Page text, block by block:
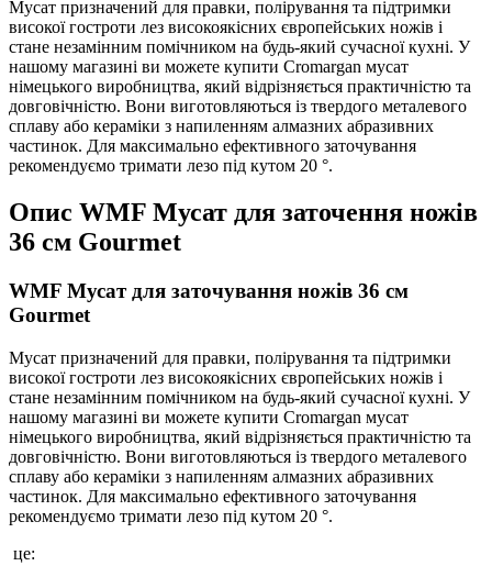
Мусат призначений для правки, полірування та підтримки
високої гостроти лез високоякісних європейських ножів і
стане незамінним помічником на будь-який сучасної кухні. У
нашому магазині ви можете купити Cromargan мусат
німецького виробництва, який відрізняється практичністю та
довговічністю. Вони виготовляються із твердого металевого
сплаву або кераміки з напиленням алмазних абразивних
частинок. Для максимально ефективного заточування
рекомендуємо тримати лезо під кутом 20 °.
Опис WMF Мусат для заточення ножів
36 см Gourmet
WMF Мусат для заточування ножів 36 см
Gourmet
Мусат призначений для правки, полірування та підтримки
високої гостроти лез високоякісних європейських ножів і
стане незамінним помічником на будь-який сучасної кухні. У
нашому магазині ви можете купити Cromargan мусат
німецького виробництва, який відрізняється практичністю та
довговічністю. Вони виготовляються із твердого металевого
сплаву або кераміки з напиленням алмазних абразивних
частинок. Для максимально ефективного заточування
рекомендуємо тримати лезо під кутом 20 °.
це: